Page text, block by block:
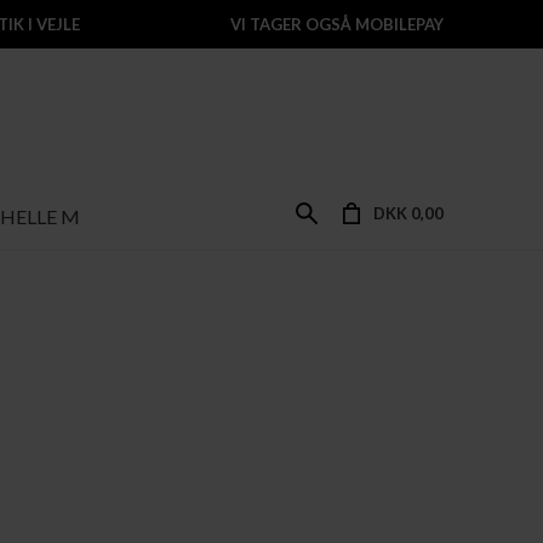
I VEJLE VI TAGER OGSÅ MOBILEPAY
HELLE M DKK 0,00